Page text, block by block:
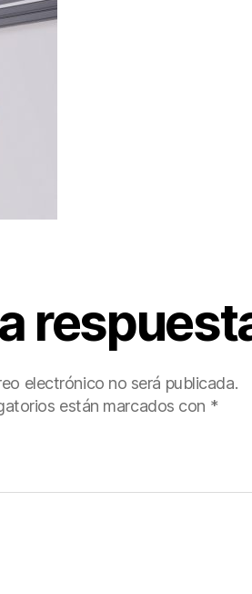
electrónico no será publicada.
están marcados con *